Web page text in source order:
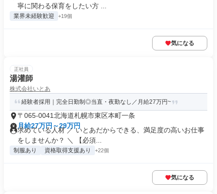
寧に関わる保育をしたい方 ...
業界未経験歓迎 +19個
気になる
正社員
湯灌師
株式会社いとあ
経験者採用｜完全日勤制◎当直・夜勤なし／月給27万円~
〒065-0041北海道札幌市東区本町一条
月給27万円～29万円
求めている人材 ／ いとあだからできる、満足度の高いお仕事
をしませんか？ ＼ 【必須...
制服あり 資格取得支援あり +22個
気になる